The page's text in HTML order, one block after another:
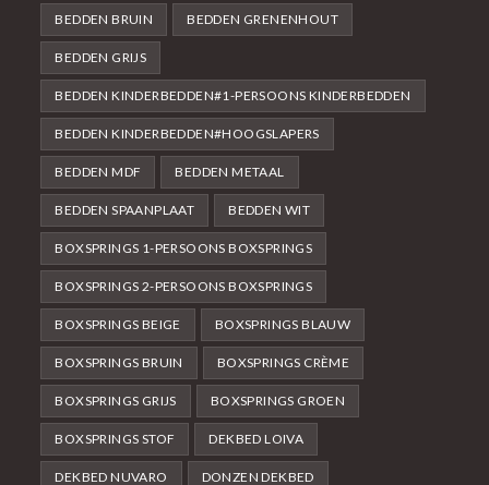
BEDDEN BRUIN BEDDEN GRENENHOUT
BEDDEN GRIJS
BEDDEN KINDERBEDDEN#1-PERSOONS KINDERBEDDEN
BEDDEN KINDERBEDDEN#HOOGSLAPERS
BEDDEN MDF BEDDEN METAAL
BEDDEN SPAANPLAAT BEDDEN WIT
BOXSPRINGS 1-PERSOONS BOXSPRINGS
BOXSPRINGS 2-PERSOONS BOXSPRINGS
BOXSPRINGS BEIGE BOXSPRINGS BLAUW
BOXSPRINGS BRUIN BOXSPRINGS CRÈME
BOXSPRINGS GRIJS BOXSPRINGS GROEN
BOXSPRINGS STOF DEKBED LOIVA
DEKBED NUVARO DONZEN DEKBED